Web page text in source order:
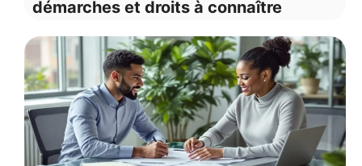
démarches et droits à connaître